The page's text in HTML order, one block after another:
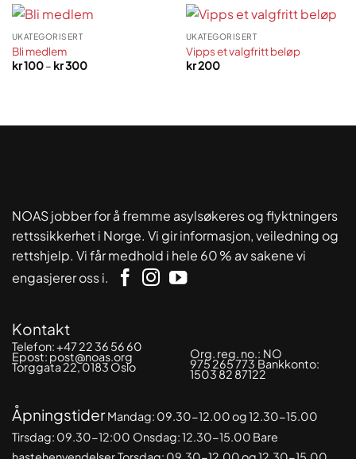
UKATEGORISERT
Bli medlem
kr100– kr300Price
UKATEGORISERT
Vipps et valgfritt beløp
kr200
NOAS jobber for å fremme asylsøkeres og flyktningers
rettssikkerhet i Norge. Vi gir informasjon, veiledning og
rettshjelp. Vi får medhold i hele 60 % av sakene vi
engasjerer oss i.
Kontakt
Telefon:+47 22 36 56 60
Epost: post@noas.org
Torggata 22, 0183 Oslo
Org. reg. no.: NO
975 265 773 Bankkonto:
1503 82 87122
Åpningstider Mandag: 09.30-12.00 og 12.30-15.00
Tirsdag: 09.30-12:00 Onsdag: 12.30-15.00 Bare